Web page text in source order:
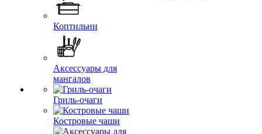
Коптильни
Аксессуары для
мангалов
Гриль-очаги
Костровые чаши